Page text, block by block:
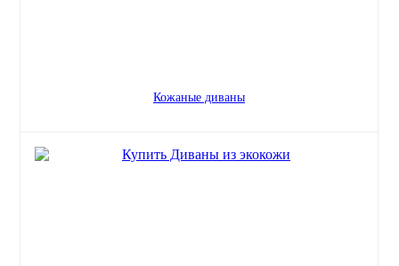
Кожаные диваны